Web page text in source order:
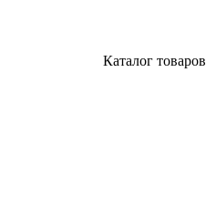
Каталог товаров